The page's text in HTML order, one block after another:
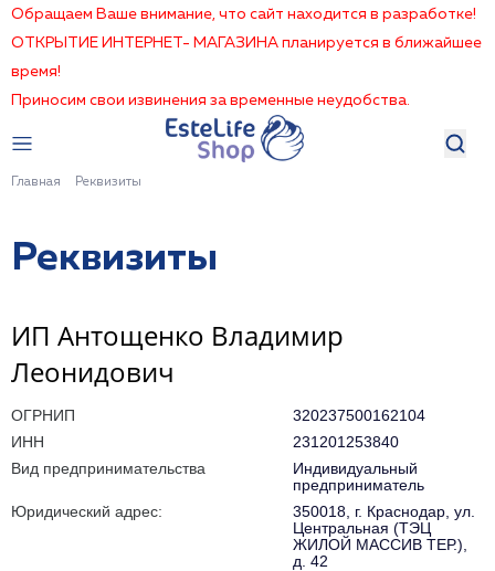
Обращаем Ваше внимание, что сайт находится в разработке!
ОТКРЫТИЕ ИНТЕРНЕТ- МАГАЗИНА планируется в ближайшее
время!
Приносим свои извинения за временные неудобства.
Главная Реквизиты
Реквизиты
ИП Антощенко Владимир
Леонидович
ОГРНИП
320237500162104
ИНН
231201253840
Вид предпринимательства
Индивидуальный
предприниматель
Юридический адрес:
350018, г. Краснодар, ул.
Центральная (ТЭЦ
ЖИЛОЙ МАССИВ ТЕР.),
д. 42